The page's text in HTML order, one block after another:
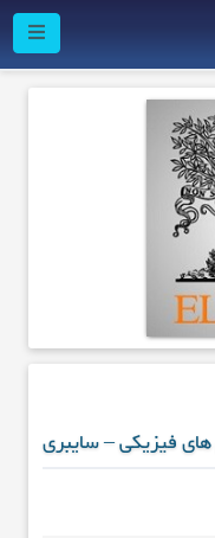
فیزیکی – سایبری